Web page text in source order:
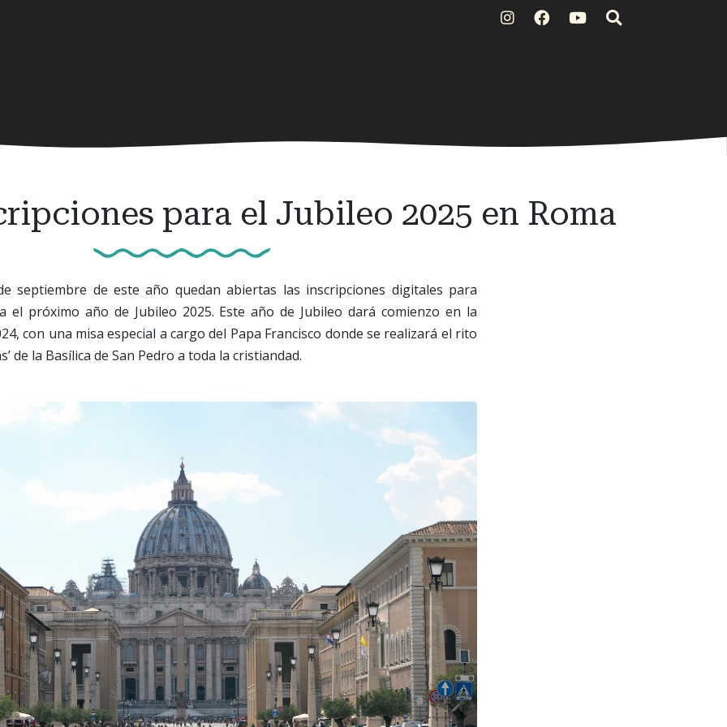
para el Jubileo 2025 en Roma
septiembre de este año quedan abiertas las inscripciones digitales para
el próximo año de Jubileo 2025. Este año de Jubileo dará comienzo en la
con una misa especial a cargo del Papa Francisco donde se realizará el rito
de la Basílica de San Pedro a toda la cristiandad.